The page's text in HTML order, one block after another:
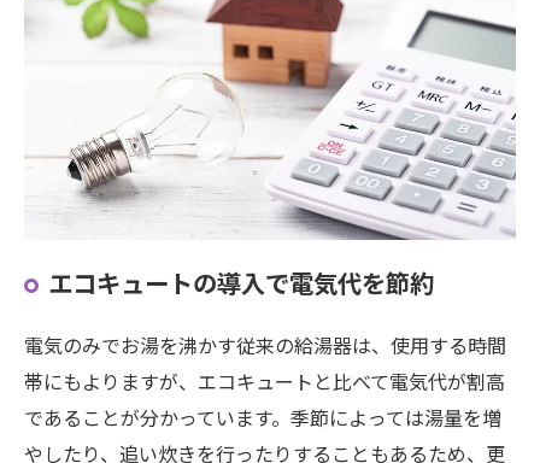
エコキュートの導入で電気代を節約
電気のみでお湯を沸かす従来の給湯器は、使用する時間
帯にもよりますが、エコキュートと比べて電気代が割高
であることが分かっています。季節によっては湯量を増
やしたり、追い炊きを行ったりすることもあるため、更